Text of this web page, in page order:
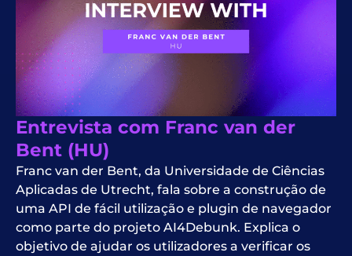
Entrevista com Franc van der
Bent (HU)
Franc van der Bent, da Universidade de Ciências
Aplicadas de Utrecht, fala sobre a construção de
uma API de fácil utilização e plugin de navegador
como parte do projeto AI4Debunk. Explica o
objetivo de ajudar os utilizadores a verificar os